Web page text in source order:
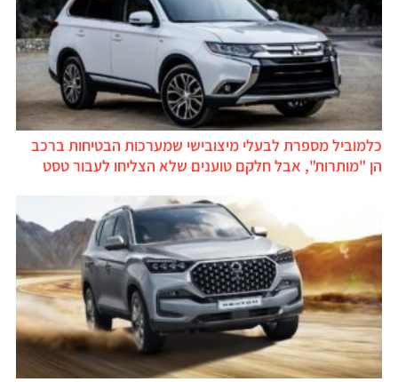
כלמוביל מספרת לבעלי מיצובישי שמערכות הבטיחות ברכב
הן "מותרות", אבל חלקם טוענים שלא הצליחו לעבור טסט